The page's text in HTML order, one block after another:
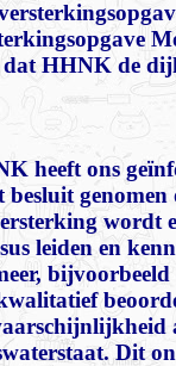
HHNK de
heeft ons
besluit
wordt
leiden en
Dit